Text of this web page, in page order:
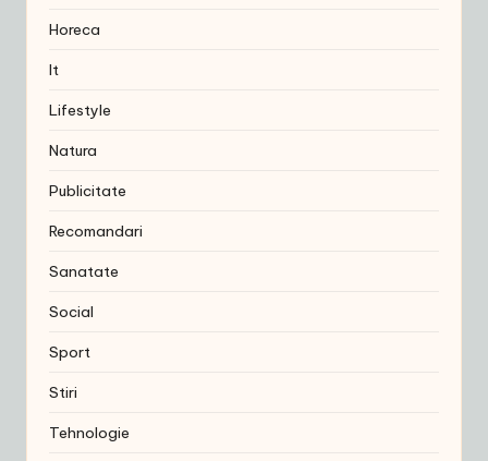
Horeca
It
Lifestyle
Natura
Publicitate
Recomandari
Sanatate
Social
Sport
Stiri
Tehnologie